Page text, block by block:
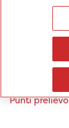
Informazioni
Punti prelievo